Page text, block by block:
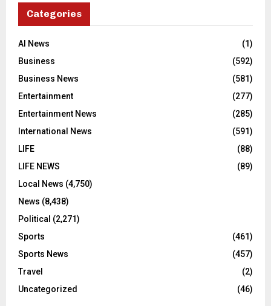
Categories
AI News
(1)
Business
(592)
Business News
(581)
Entertainment
(277)
Entertainment News
(285)
International News
(591)
LIFE
(88)
LIFE NEWS
(89)
Local News (4,750)
News (8,438)
Political (2,271)
Sports
(461)
Sports News
(457)
Travel
(2)
Uncategorized
(46)